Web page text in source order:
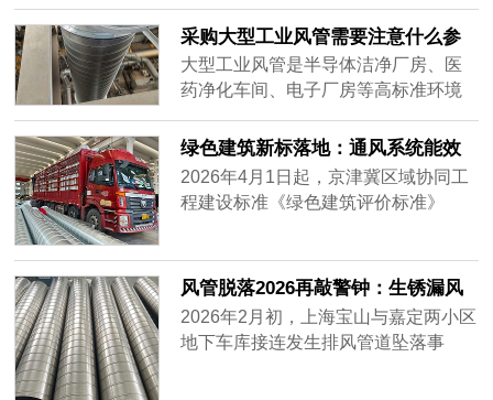
量好的白铁......
不一样，同样的尺寸安装的时候，明
显重了不少，而且不会扁，侧弯幅度
很小，说明风管厚实，强度大抗压能
力强，使用寿命肯定很长。
采购大型工业风管需要注意什么参
数？——2026年主流通风设备供应
商对比分析
大型工业风管是半导体洁净厂房、医
药净化车间、电子厂房等高标准环境
的核心基础设施。采购时不仅需要关
注材质、厚度、密封性等硬性参数，
还要评估供应商的加工精度、交付周
期及全流程服务能力。很多用户在搜
护成本。本文将从加工精度、材质适
配、交付保障三个维度，对比市场主
流供应商——宏达风管、安达通风以
绿色建筑新标落地：通风系统能效
纳入强制指标，风管行业迎低碳转
型
2026年4月1日起，京津冀区域协同工
程建设标准《绿色建筑评价标准》
节，通风系统能效指标从推荐性要求
升级为强制评价内容，新建建筑通风
系统能效上限值较2020版标准收紧约
18%。
风管脱落2026再敲警钟：生锈漏风
别等砸下来再换
2026年2月初，上海宝山与嘉定两小区
地下车库接连发生排风管道坠落事